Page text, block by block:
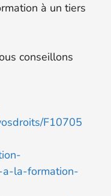
à un tiers
conseillons
F10705
a-la-formation-